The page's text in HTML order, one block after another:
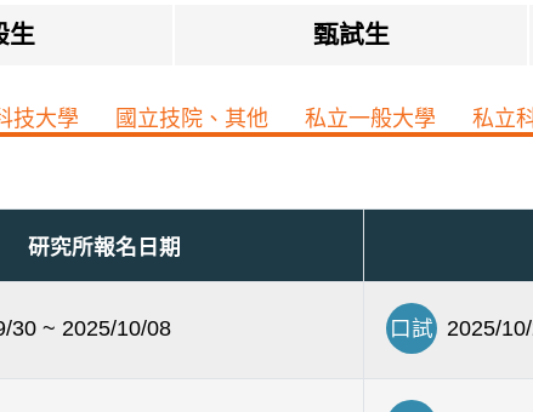
生 甄試生
技大學 國立技院、其他 私立一般大學 私立
研究所報名日期
30 ~ 2025/10/08 口試 2025/